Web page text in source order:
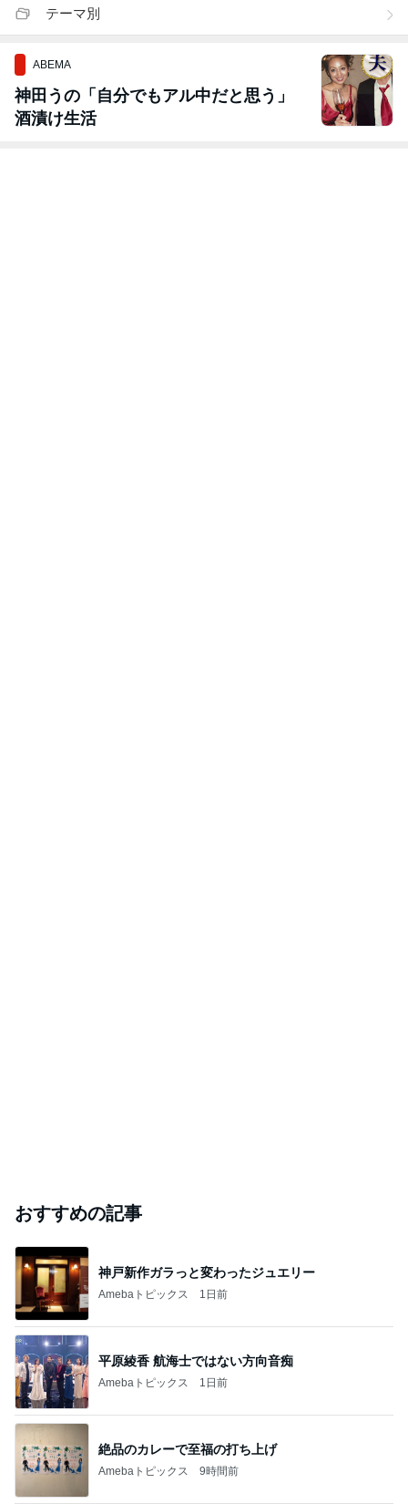
テーマ別
ABEMA
神田うの「自分でもアル中だと思う」
酒漬け生活
おすすめの記事
神戸新作ガラっと変わったジュエリー
Amebaトピックス 1日前
平原綾香 航海士ではない方向音痴
Amebaトピックス 1日前
絶品のカレーで至福の打ち上げ
Amebaトピックス 9時間前